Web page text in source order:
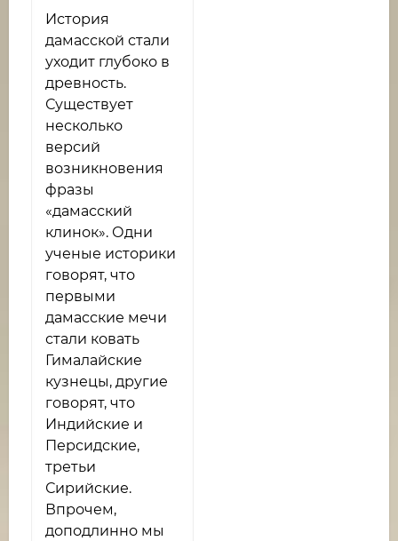
История
дамасской стали
уходит глубоко в
древность.
Существует
несколько
версий
возникновения
фразы
«дамасский
клинок». Одни
ученые историки
говорят, что
первыми
дамасские мечи
стали ковать
Гималайские
кузнецы, другие
говорят, что
Индийские и
Персидские,
третьи
Сирийские.
Впрочем,
доподлинно мы